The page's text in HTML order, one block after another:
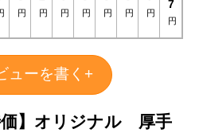
円 円 円 円 円 円 円
7
円
ューを書く+
価】オリジナル 厚手